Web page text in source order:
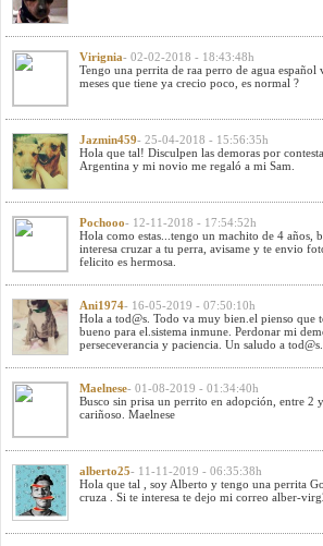
Virignia- 02-02-2018 - 18:43:48h
Tengo una perrita de raa perro de agua
meses que tiene ya crecio poco, es normal ?
Jazmin459- 25-04-2018 - 15:56:35h
Hola que tal! Disculpen las demoras por
Argentina y mi novio me regaló a mi Sam.
Pochooo- 12-11-2018 - 17:54:52h
Hola como estas...tengo un machito de 4 años,
interesa cruzar a tu perra, avisame y te envio
felicito es hermosa.
Ani1974- 16-05-2019 - 07:50:10h
Hola a tod@s. Todo va muy bien.el pienso
bueno para el.sistema inmune. Perdonar mi
perseceverancia y paciencia. Un saludo a
Maelnese- 01-08-2019 - 01:34:40h
Busco sin prisa un perrito en adopción, entre 2
cariñoso. Maelnese
alberto25- 11-11-2019 - 06:35:38h
Hola que tal , soy Alberto y tengo una perrita
cruza . Si te interesa te dejo mi correo alber-